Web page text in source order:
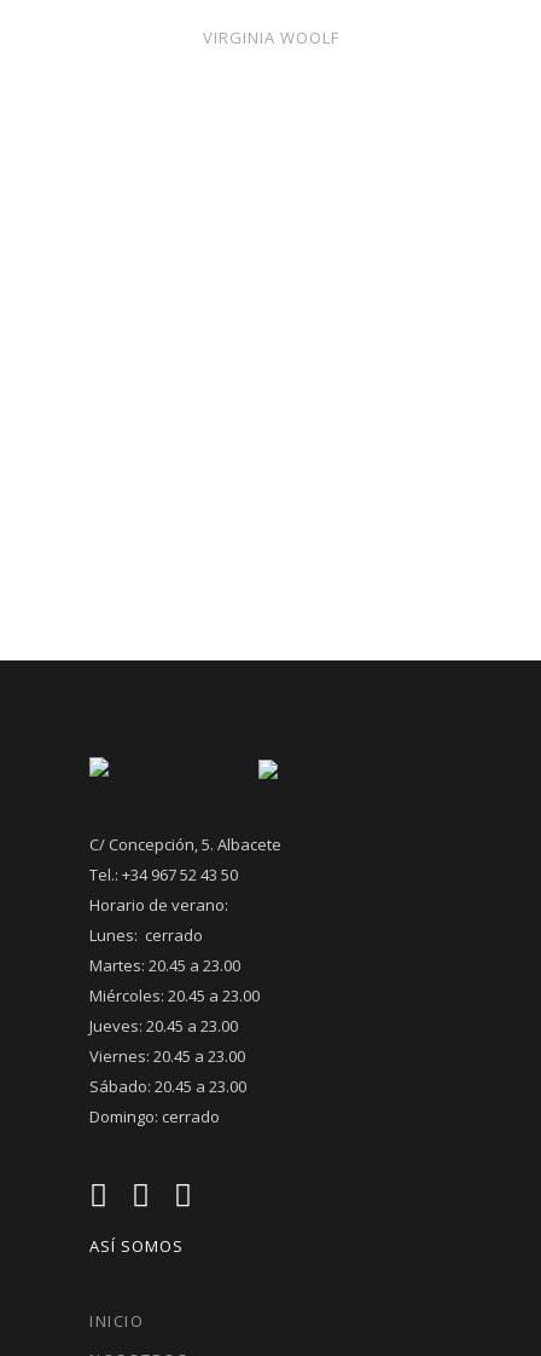
VIRGINIA WOOLF
C/ Concepción, 5. Albacete
Tel.: +34 967 52 43 50
Horario de verano:
Lunes: cerrado
Martes: 20.45 a 23.00
Miércoles: 20.45 a 23.00
Jueves: 20.45 a 23.00
Viernes: 20.45 a 23.00
Sábado: 20.45 a 23.00
Domingo: cerrado
ASÍ SOMOS
INICIO